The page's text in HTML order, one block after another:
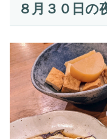
８月３０日の